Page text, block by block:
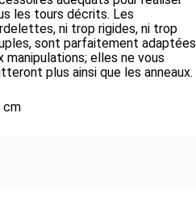
les tours décrits. Les
ni trop rigides, ni trop
sont parfaitement adaptées
manipulations; elles ne vous
plus ainsi que les anneaux.
cm